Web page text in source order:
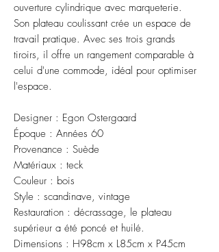
ouverture cylindrique avec marqueterie.
Son plateau coulissant crée un espace de
travail pratique. Avec ses trois grands
tiroirs, il offre un rangement comparable à
celui d'une commode, idéal pour optimiser
l'espace.
Designer : Egon Ostergaard
Époque : Années 60
Provenance : Suède
Matériaux : teck
Couleur : bois
Style : scandinave, vintage
Restauration : décrassage, le plateau
supérieur a été poncé et huilé.
Dimensions : H98cm x L85cm x P45cm